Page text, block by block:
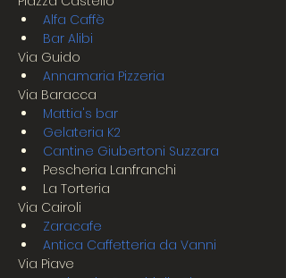
Alfa Caffè
Bar Alibi
Via Guido
Annamaria Pizzeria
Via Baracca
Mattia's bar
Gelateria K2
Cantine Giubertoni Suzzara
Pescheria Lanfranchi
La Torteria
Via Cairoli
Zaracafe
Antica Caffetteria da Vanni
Via Piave